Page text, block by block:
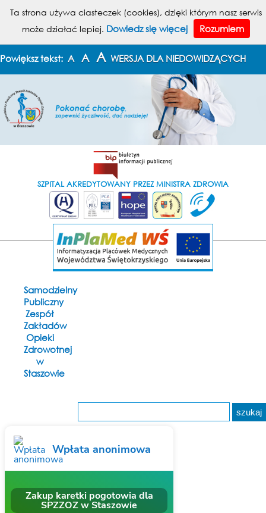
MENU
MAPA STRONY
Powiększ tekst: A A A WERSJA DLA NIEDOWIDZĄCYCH
SZPITAL AKREDYTOWANY PRZEZ MINISTRA ZDROWIA
Samodzielny
Publiczny
Zespół
Zakładów
Opieki
Zdrowotnej
w
Staszowie
Ta strona używa ciasteczek (cookies), dzięki którym nasz serwis
może działać lepiej. Dowiedz się więcej Rozumiem